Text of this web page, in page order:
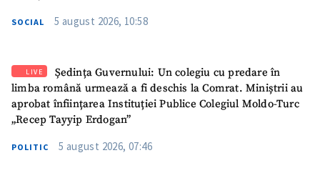
SUSȚINE
SOCIAL 5 august 2026, 10:58
LIVE
Ședința Guvernului: Un colegiu cu predare în
limba română urmează a fi deschis la Comrat. Miniștrii au
aprobat înființarea Instituției Publice Colegiul Moldo-Turc
„Recep Tayyip Erdogan”
POLITIC 5 august 2026, 07:46